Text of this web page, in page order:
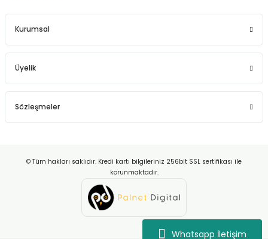
Whatsapp İletişim
Kurumsal
Üyelik
Sözleşmeler
© Tüm hakları saklıdır. Kredi kartı bilgileriniz 256bit SSL sertifikası ile
korunmaktadır.